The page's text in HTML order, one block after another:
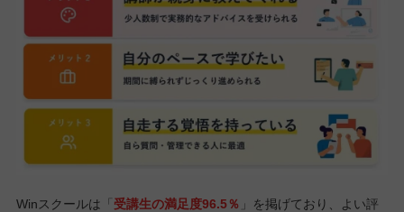
Winスクールは「 受講生の満足度96.5％ 」を掲げており、よい評